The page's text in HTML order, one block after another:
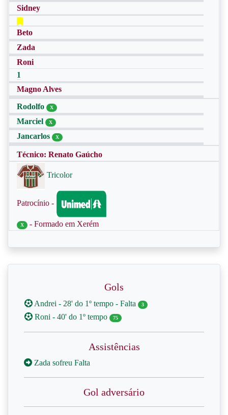
Sidney
Beto
Zada
Roni
1
Magno Alves
Rodolfo
X
Marciel X
Jancarlos X
Técnico: Renato Gaúcho
Tricolor
Patrocínio -
X - Formado em Xerém
Gols
Andrei - 28' do 1º tempo - Falta 3
Roni - 40' do 1º tempo 75
Assistências
Zada sofreu Falta
Gol adversário